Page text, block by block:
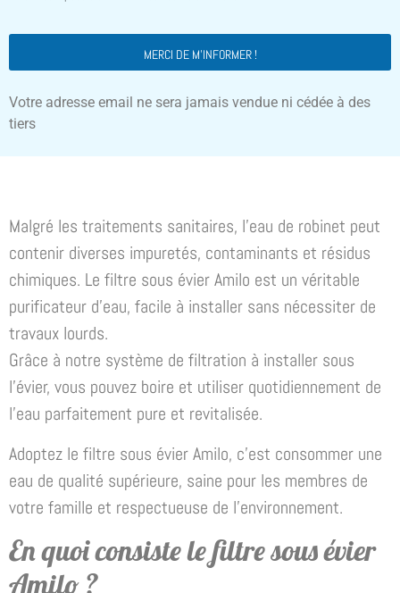
MERCI DE M'INFORMER !
Votre adresse email ne sera jamais vendue ni cédée à des
tiers
Malgré les traitements sanitaires, l’eau de robinet peut
contenir diverses impuretés, contaminants et résidus
chimiques. Le filtre sous évier Amilo est un véritable
purificateur d’eau, facile à installer sans nécessiter de
travaux lourds.
Grâce à notre système de filtration à installer sous
l’évier, vous pouvez boire et utiliser quotidiennement de
l’eau parfaitement pure et revitalisée.
Adoptez le filtre sous évier Amilo, c’est consommer une
eau de qualité supérieure, saine pour les membres de
votre famille et respectueuse de l’environnement.
En quoi consiste le filtre sous évier
Amilo ?